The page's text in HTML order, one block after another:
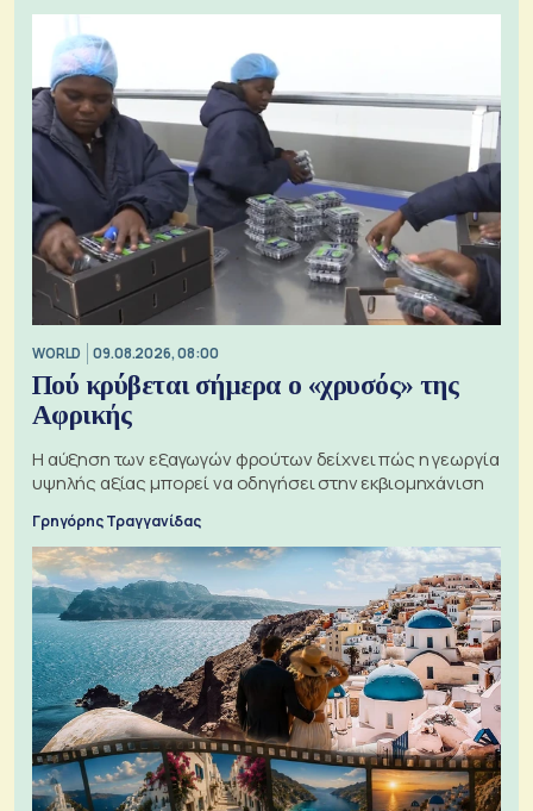
WORLD 09.08.2026, 08:00
Πού κρύβεται σήμερα ο «χρυσός» της
Αφρικής
Η αύξηση των εξαγωγών φρούτων δείχνει πώς η γεωργία
υψηλής αξίας μπορεί να οδηγήσει στην εκβιομηχάνιση
Γρηγόρης Τραγγανίδας